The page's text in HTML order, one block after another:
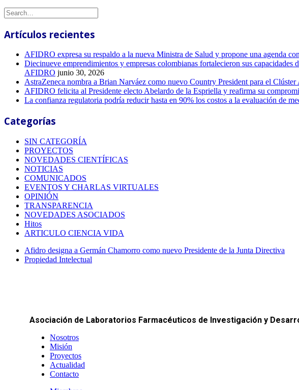
Artículos recientes
AFIDRO expresa su respaldo a la nueva Ministra de Salud y propone una agenda
Diecinueve emprendimientos y empresas colombianas fortalecieron sus
AFIDRO junio 30, 2026
AstraZeneca nombra a Brian Narváez como nuevo Country President para el
AFIDRO felicita al Presidente electo Abelardo de la Espriella y reafirma su
La confianza regulatoria podría reducir hasta en 90% los costos a la evaluación de
Categorías
SIN CATEGORÍA
PROYECTOS
NOVEDADES CIENTÍFICAS
NOTICIAS
COMUNICADOS
EVENTOS Y CHARLAS VIRTUALES
OPINIÓN
TRANSPARENCIA
NOVEDADES ASOCIADOS
Hitos
ARTICULO CIENCIA VIDA
Afidro designa a Germán Chamorro como nuevo Presidente de la Junta Directiva
Propiedad Intelectual
Asociación de Laboratorios Farmacéuticos de Investigación y
Nosotros
Misión
Proyectos
Actualidad
Contacto